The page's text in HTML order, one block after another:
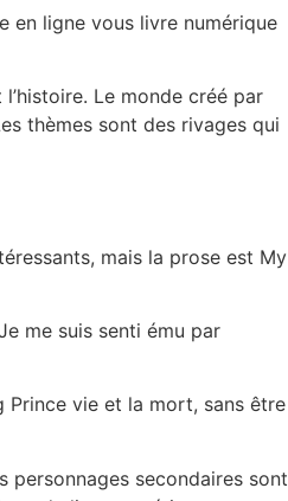
en ligne vous livre numérique
Le monde créé par
thèmes sont des rivages qui
mais la prose est My
me suis senti ému par
vie et la mort, sans être
secondaires sont